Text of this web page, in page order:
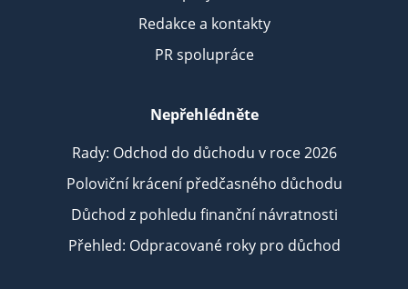
Redakce a kontakty
PR spolupráce
Nepřehlédněte
Rady: Odchod do důchodu v roce 2026
Poloviční krácení předčasného důchodu
Důchod z pohledu finanční návratnosti
Přehled: Odpracované roky pro důchod